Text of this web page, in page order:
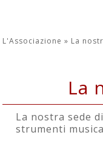
L'Associazione » La
La
La nostra sede
strumenti